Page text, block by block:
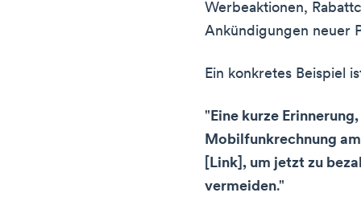
Werbeaktionen,
Ankündigungen neuer
Ein konkretes Beispiel
"Eine kurze
Mobilfunkrechnung
[Link], um jetzt zu
vermeiden."